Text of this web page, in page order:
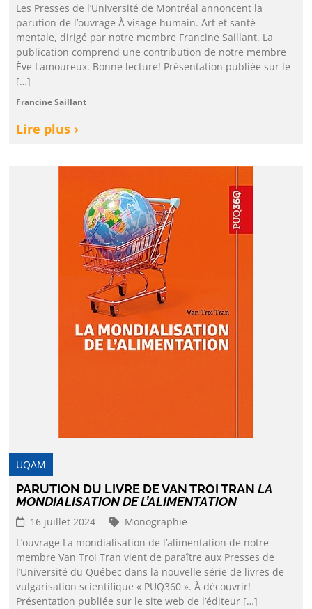
Les Presses de l’Université de Montréal annoncent la
parution de l’ouvrage À visage humain. Art et santé
mentale, dirigé par notre membre Francine Saillant. La
publication comprend une contribution de notre membre
Ève Lamoureux. Bonne lecture! Présentation publiée sur le
[…]
Francine Saillant
Lire plus ›
UQAM
PARUTION DU LIVRE DE VAN TROI TRANLA
MONDIALISATION DE L’ALIMENTATION
16 juillet 2024
Monographie
L’ouvrage La mondialisation de l’alimentation de notre
membre Van Troi Tran vient de paraître aux Presses de
l’Université du Québec dans la nouvelle série de livres de
vulgarisation scientifique « PUQ360 ». À découvrir!
Présentation publiée sur le site web de l’éditeur […]